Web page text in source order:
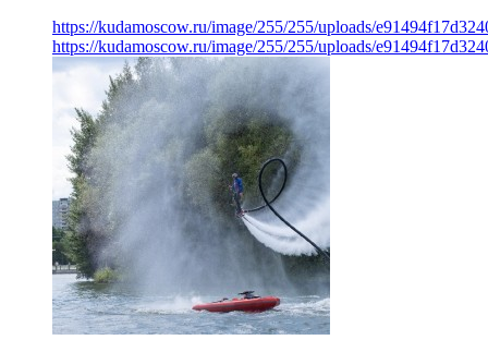
https://kudamoscow.ru/image/255/255/uploads/
https://kudamoscow.ru/image/255/255/uploads/